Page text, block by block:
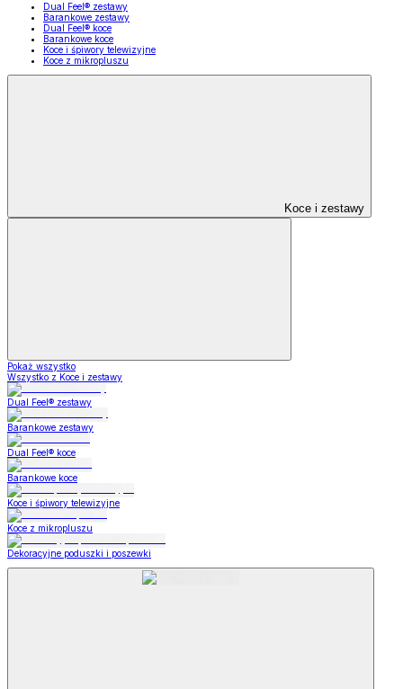
Dual Feel® zestawy
Barankowe zestawy
Dual Feel® koce
Barankowe koce
Koce i śpiwory telewizyjne
Koce z mikropluszu
Koce i zestawy
Pokaż wszystko
Wszystko z Koce i zestawy
Dual Feel® zestawy
Barankowe zestawy
Dual Feel® koce
Barankowe koce
Koce i śpiwory telewizyjne
Koce z mikropluszu
Dekoracyjne poduszki i poszewki